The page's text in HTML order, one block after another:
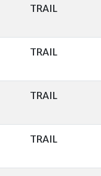
TRAIL
TRAIL
TRAIL
TRAIL